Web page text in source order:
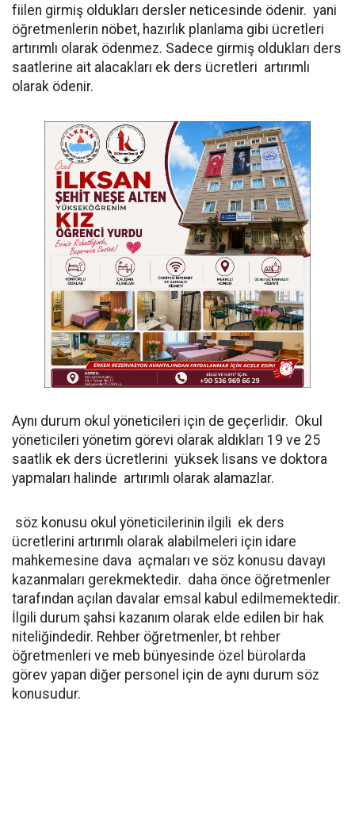
fiilen girmiş oldukları dersler neticesinde ödenir. yani
öğretmenlerin nöbet, hazırlık planlama gibi ücretleri
artırımlı olarak ödenmez. Sadece girmiş oldukları ders
saatlerine ait alacakları ek ders ücretleri artırımlı
olarak ödenir.
Aynı durum okul yöneticileri için de geçerlidir. Okul
yöneticileri yönetim görevi olarak aldıkları 19 ve 25
saatlik ek ders ücretlerini yüksek lisans ve doktora
yapmaları halinde artırımlı olarak alamazlar.
söz konusu okul yöneticilerinin ilgili ek ders
ücretlerini artırımlı olarak alabilmeleri için idare
mahkemesine dava açmaları ve söz konusu davayı
kazanmaları gerekmektedir. daha önce öğretmenler
tarafından açılan davalar emsal kabul edilmemektedir.
İlgili durum şahsi kazanım olarak elde edilen bir hak
niteliğindedir. Rehber öğretmenler, bt rehber
öğretmenleri ve meb bünyesinde özel bürolarda
görev yapan diğer personel için de aynı durum söz
konusudur.